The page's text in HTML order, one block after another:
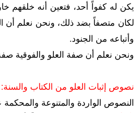
يكن له كفواً أحد، فتعين أنه خلقهم
لكان متصفاً بضد ذلك، ونحن نعلم أن
وأتباعه من الجنود.
ونحن نعلم أن صفة العلو والفوقية
نصوص إثبات العلو من الكتاب والسنة:
النصوص الواردة والمتنوعة